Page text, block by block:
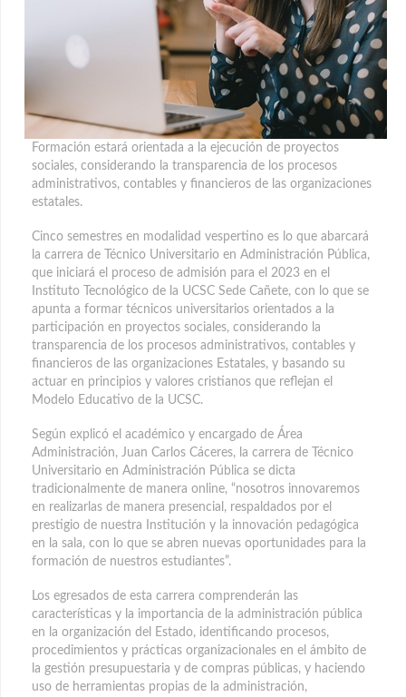
Formación estará orientada a la ejecución de proyectos
sociales, considerando la transparencia de los procesos
administrativos, contables y financieros de las organizaciones
estatales.
Cinco semestres en modalidad vespertino es lo que abarcará
la carrera de Técnico Universitario en Administración Pública,
que iniciará el proceso de admisión para el 2023 en el
Instituto Tecnológico de la UCSC Sede Cañete, con lo que se
apunta a formar técnicos universitarios orientados a la
participación en proyectos sociales, considerando la
transparencia de los procesos administrativos, contables y
financieros de las organizaciones Estatales, y basando su
actuar en principios y valores cristianos que reflejan el
Modelo Educativo de la UCSC.
Según explicó el académico y encargado de Área
Administración, Juan Carlos Cáceres, la carrera de Técnico
Universitario en Administración Pública se dicta
tradicionalmente de manera online, “nosotros innovaremos
en realizarlas de manera presencial, respaldados por el
prestigio de nuestra Institución y la innovación pedagógica
en la sala, con lo que se abren nuevas oportunidades para la
formación de nuestros estudiantes”.
Los egresados de esta carrera comprenderán las
características y la importancia de la administración pública
en la organización del Estado, identificando procesos,
procedimientos y prácticas organizacionales en el ámbito de
la gestión presupuestaria y de compras públicas, y haciendo
uso de herramientas propias de la administración,